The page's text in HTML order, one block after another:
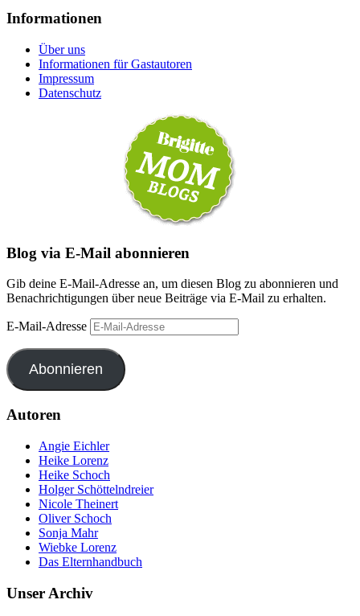
Informationen
Über uns
Informationen für Gastautoren
Impressum
Datenschutz
Blog via E-Mail abonnieren
Gib deine E-Mail-Adresse an, um diesen Blog zu abonnieren und
Benachrichtigungen über neue Beiträge via E-Mail zu erhalten.
E-Mail-Adresse
Abonnieren
Autoren
Angie Eichler
Heike Lorenz
Heike Schoch
Holger Schöttelndreier
Nicole Theinert
Oliver Schoch
Sonja Mahr
Wiebke Lorenz
Das Elternhandbuch
Unser Archiv